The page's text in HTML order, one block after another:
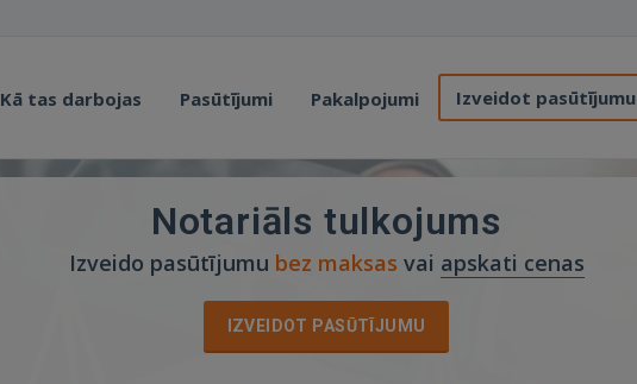
Kā tas darbojas Pasūtījumi Pakalpojumi Izveidot pasūtījumu
Notariāls tulkojums
Izveido pasūtījumu bez maksas vai apskati cenas
IZVEIDOT PASŪTĪJUMU